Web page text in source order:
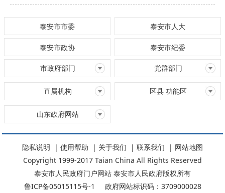
泰安市市委 泰安市人大
泰安市政协 泰安市纪委
市政府部门 党群部门
直属机构 区县 功能区
山东政府网站
隐私说明 | 使用帮助 | 关于我们 | 联系我们 | 网站地图
Copyright 1999-2017 Taian China All Rights Reserved
泰安市人民政府门户网站 泰安市人民政府版权所有
鲁ICP备05015115号-1
政府网站标识码：3709000028